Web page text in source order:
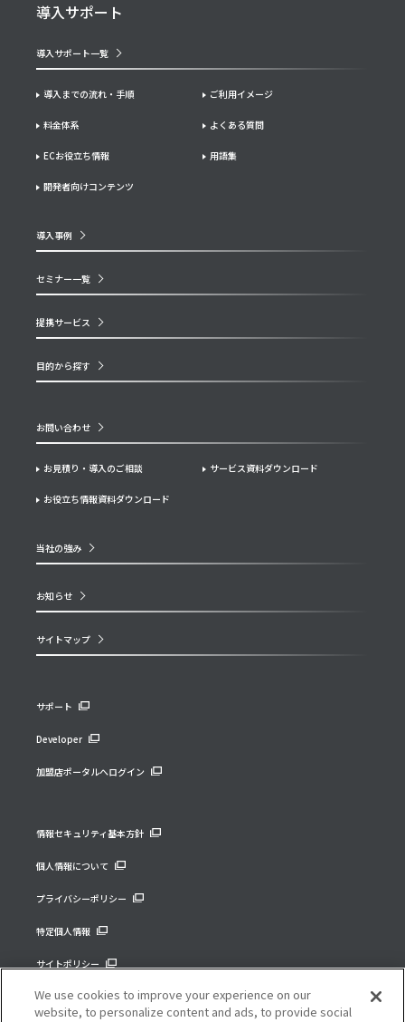
導入サポート
導入サポート一覧
導入までの流れ・手順 ご利用イメージ
料金体系 よくある質問
ECお役立ち情報 用語集
開発者向けコンテンツ
導入事例
セミナー一覧
提携サービス
目的から探す
当社の強み
お知らせ
お問い合わせ
お見積り・導入のご相談 サービス資料ダウンロード
お役立ち情報資料ダウンロード
サイトマップ
サポート
Developer
加盟店ポータルへログイン
情報セキュリティ基本方針
個人情報について
プライバシーポリシー
特定個人情報
サイトポリシー
コーポレートサイト
We use cookies to improve your experience on our
website, to personalize content and ads, to provide social